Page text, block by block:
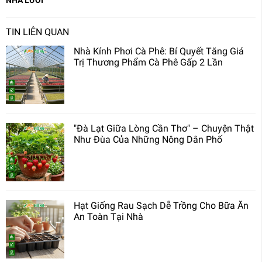
TIN LIÊN QUAN
Nhà Kính Phơi Cà Phê: Bí Quyết Tăng Giá
Trị Thương Phẩm Cà Phê Gấp 2 Lần
"Đà Lạt Giữa Lòng Cần Thơ" – Chuyện Thật
Như Đùa Của Những Nông Dân Phố
Hạt Giống Rau Sạch Dễ Trồng Cho Bữa Ăn
An Toàn Tại Nhà